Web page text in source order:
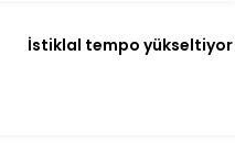
İstiklal tempo yükseltiyor